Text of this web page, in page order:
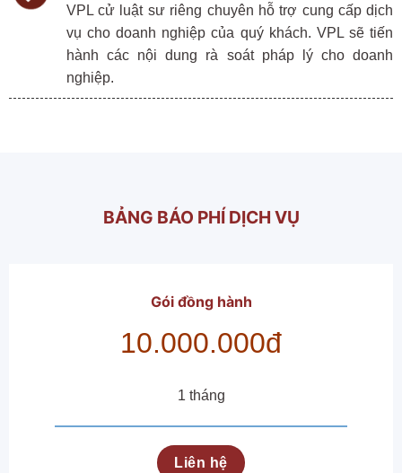
VPLcử luật sư riêng chuyên hỗ trợ cung cấp dịch
vụ cho doanh nghiệp của quý khách. VPLsẽ tiến
hành các nội dung rà soát pháp lý cho doanh
nghiệp.
BẢNG BÁO PHÍ DỊCH VỤ
Gói đồng hành
10.000.000đ
1 tháng
Liên hệ